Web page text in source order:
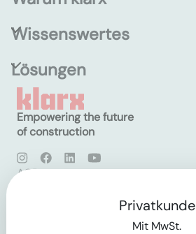
Wissenswertes
Lösungen
Empowering the future
of construction
AGB
Privatkunde
Mit MwSt.